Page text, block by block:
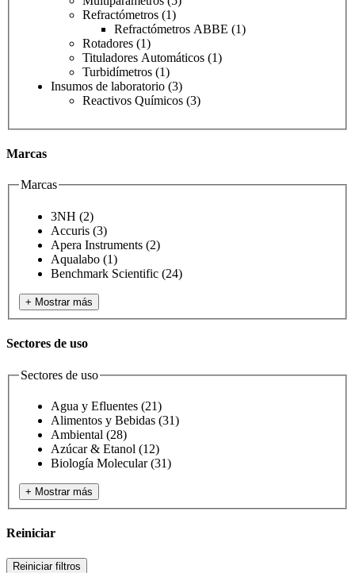
Refractómetros (1)
Refractómetros ABBE (1)
Rotadores (1)
Tituladores Automáticos (1)
Turbidímetros (1)
Insumos de laboratorio (3)
Reactivos Químicos (3)
Marcas
Marcas
3NH (2)
Accuris (3)
Apera Instruments (2)
Aqualabo (1)
Benchmark Scientific (24)
+ Mostrar más
Sectores de uso
Sectores de uso
Agua y Efluentes (21)
Alimentos y Bebidas (31)
Ambiental (28)
Azúcar & Etanol (12)
Biología Molecular(31)
+ Mostrar más
Reiniciar
Reiniciar filtros